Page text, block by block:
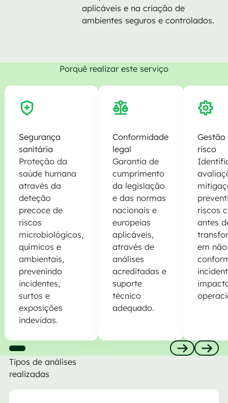
aplicáveis e na criação de
ambientes seguros e controlados.
Porquê realizar este serviço
Segurança
sanitária
Proteção da
saúde humana
através da
deteção
precoce de
riscos
microbiológicos,
químicos e
ambientais,
prevenindo
incidentes,
surtos e
exposições
indevidas.
Conformidade
legal
Garantia de
cumprimento
da legislação
e das normas
nacionais e
europeias
aplicáveis,
através de
análises
acreditadas e
suporte
técnico
adequado.
Gestão
risco
riscos
antes
em não
Tipos de análises
realizadas